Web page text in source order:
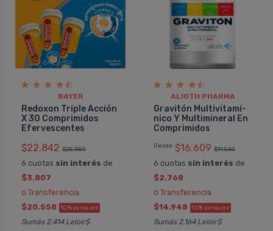
BAYER
Redoxon Triple Acción
X 30 Comprimidos
Efervescentes
$22.842 $25.380
6 cuotas sin interés de
$3.807
ó Transferencia
$20.558 10% EXTRA OFF
Sumás 2.414 Leloir$
ALIOTH PHARMA
Gravitón Multivitamí­
nico Y Multimineral En
Comprimidos
Desde $16.609 $19.540
6 cuotas sin interés de
$2.768
ó Transferencia
$14.948 10% EXTRA OFF
Sumás 2.164 Leloir$